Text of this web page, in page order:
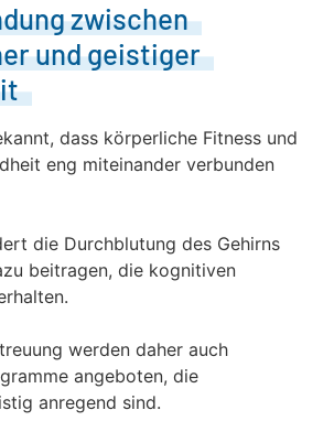
zwischen
und geistiger
dass körperliche Fitness und
eng miteinander verbunden
die Durchblutung des Gehirns
beitragen, die kognitiven
werden daher auch
angeboten, die
anregend sind.